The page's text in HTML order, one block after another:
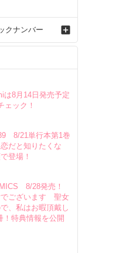
クナンバー
は8月14日発売予定
ェック！
8/21単行本第1巻
だと知りたくな
登場！
8/28発売！
でございます 聖女
、私はお暇頂戴し
！特典情報を公開